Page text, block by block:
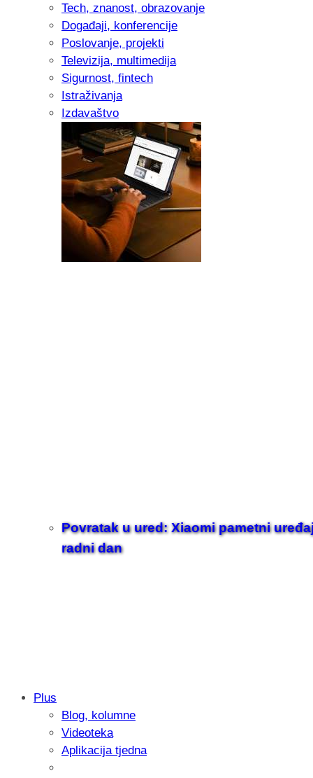
Tech, znanost, obrazovanje
Događaji, konferencije
Poslovanje, projekti
Televizija, multimedija
Sigurnost, fintech
Istraživanja
Izdavaštvo
Povratak u ured: Xiaomi pametni
radni dan
Samsung otkrio kako je nastajala
donijelo tanje i izdržljivije preklopne
Plus
Blog, kolumne
Videoteka
Aplikacija tjedna